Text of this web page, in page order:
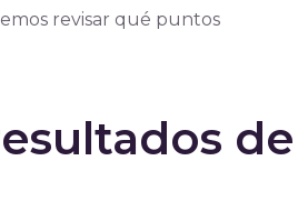
revisar qué puntos
de